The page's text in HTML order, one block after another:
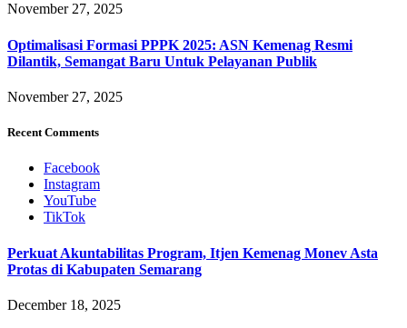
November 27, 2025
Optimalisasi Formasi PPPK 2025: ASN Kemenag Resmi
Dilantik, Semangat Baru Untuk Pelayanan Publik
November 27, 2025
Recent Comments
Facebook
Instagram
YouTube
TikTok
Perkuat Akuntabilitas Program, Itjen Kemenag Monev Asta
Protas di Kabupaten Semarang
December 18, 2025